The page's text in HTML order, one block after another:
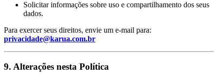
Solicitar informações sobre uso e compartilhamento dos seus
dados.
Para exercer seus direitos, envie um e-mail para:
privacidade@karua.com.br
9. Alterações nesta Política